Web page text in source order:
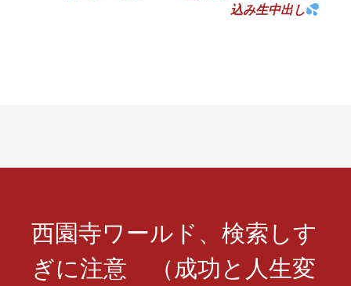
ン
込み生中出し
西園寺ワールド、検索しす
ぎに注意 （成功と人生変